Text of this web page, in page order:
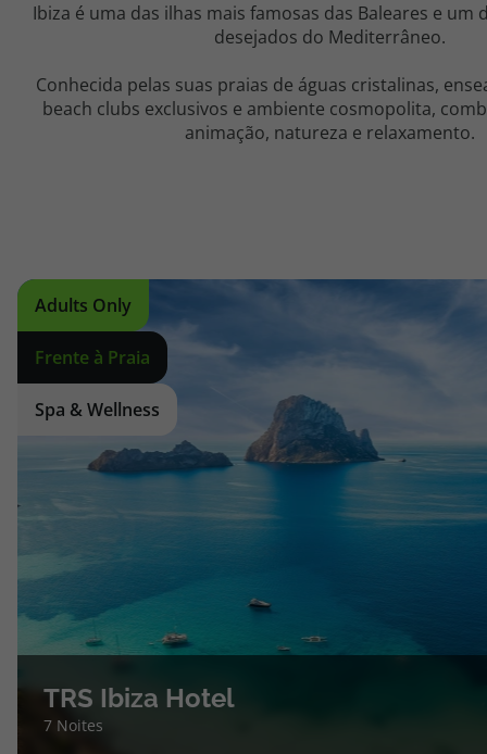
Ibiza é uma das ilhas mais famosas das Baleares e um
desejados do Mediterrâneo.
Conhecida pelas suas praias de águas cristalinas,
beach clubs exclusivos e ambiente cosmopolita,
animação, natureza e relaxamento.
Adults Only
Frente à Praia
Spa & Wellness
TRS Ibiza Hotel
7 Noites